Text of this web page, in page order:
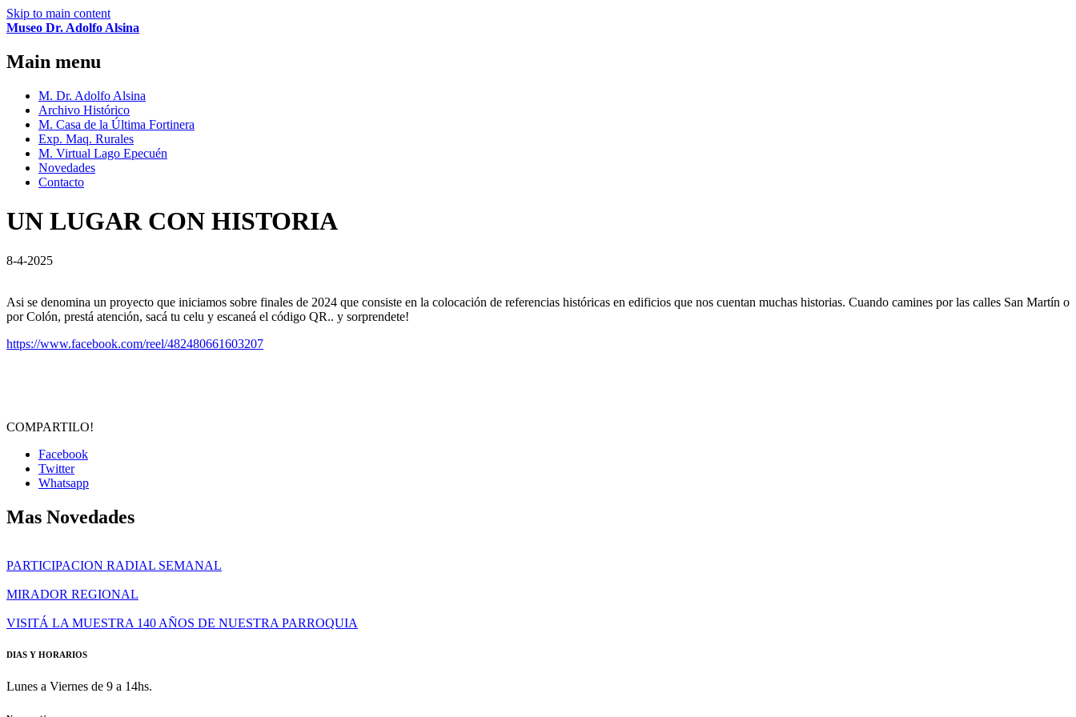
Skip to main content
Museo Dr. Adolfo Alsina
Main menu
M. Dr. Adolfo Alsina
Archivo Histórico
M. Casa de la Última Fortinera
Exp. Maq. Rurales
M. Virtual Lago Epecuén
Novedades
Contacto
UN LUGAR CON HISTORIA
8-4-2025
Asi se denomina un proyecto que iniciamos sobre finales de 2024 que consiste en la colocación de referencias históricas en edificios que nos cuentan muchas historias. Cuando camines por las calles San Martín o
por Colón, prestá atención, sacá tu celu y escaneá el código QR.. y sorprendete!
https://www.facebook.com/reel/482480661603207
COMPARTILO!
Facebook
Twitter
Whatsapp
Mas Novedades
PARTICIPACION RADIAL SEMANAL
MIRADOR REGIONAL
VISITÁ LA MUESTRA 140 AÑOS DE NUESTRA PARROQUIA
DIAS Y HORARIOS
Lunes a Viernes de 9 a 14hs.